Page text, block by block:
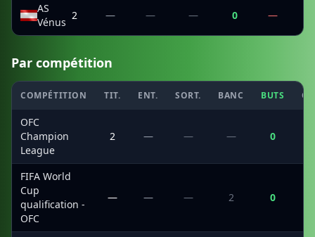
AS
Vénus
2 — — — 0 —
Par compétition
COMPÉTITION TIT. ENT. SORT. BANC BUTS
OFC
Champion
League
2 — — — 0
FIFA World
Cup
qualification -
OFC
— — — 2 0